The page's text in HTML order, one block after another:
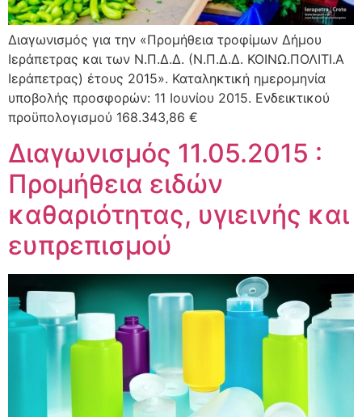
Διαγωνισμός για την «Προμήθεια τροφίμων Δήμου
Ιεράπετρας και των Ν.Π.Δ.Δ. (Ν.Π.Δ.Δ. ΚΟΙΝΩ.ΠΟΛΙΤΙ.Α
Ιεράπετρας) έτους 2015». Καταληκτική ημερομηνία
υποβολής προσφορών: 11 Ιουνίου 2015. Ενδεικτικού
προϋπολογισμού 168.343,86 €
Διαγωνισμός 11.05.2015 :
Προμήθεια ειδών
καθαριότητας, υγιεινής και
ευπρεπισμού